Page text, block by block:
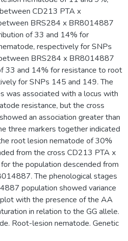
CD213 PTA x
BRS284 x BR8014887
of 33 and 14% for
respectively for SNPs
BRS284 x BR8014887
33 and 14% for resistance to root
for SNPs 145 and 149. The
was associated with a locus with
resistance, but the cross
an association greater than
three markers together indicated
root lesion nematode of 30%
from the cross CD213 PTA x
the population descended from
The phenological stages
population showed variance
with the presence of the AA
in relation to the GG allele.
Root-lesion nematode. Genetic